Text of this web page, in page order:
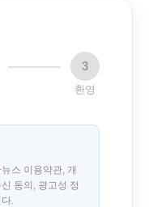
3
환영
스 이용약관, 개
동의, 광고성 정
.